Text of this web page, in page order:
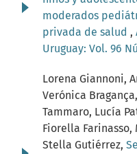
moderados
privada de salud ,
Uruguay: Vol. 96
Lorena Giannoni,
Verónica
Tammaro, Lucía
Fiorella Farinasso,
Stella Gutiérrez,